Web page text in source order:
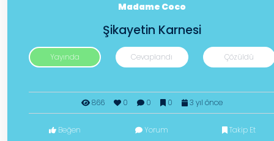
Madame Coco
Şikayetin Karnesi
Yayında Cevaplandı Çözüldü
866 0 0 0 3 yıl önce
Beğen Yorum Takip Et